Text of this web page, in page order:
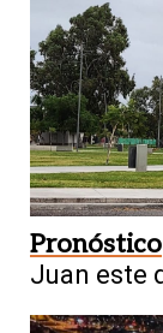
Pronóstico
Juan este